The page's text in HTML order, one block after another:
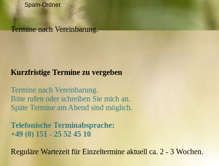
Spam-Ordner.
Termine nach Vereinbarung.
Kurzfristige Termine zu vergeben
Termine nach Vereinbarung.
Bitte rufen oder schreiben Sie mich an.
Späte Termine am Abend sind möglich.
Telefonische Terminabsprache:
+49 (0) 151 - 25 52 45 10
Reguläre Wartezeit für Einzeltermine aktuell ca. 2 - 3 Wochen.